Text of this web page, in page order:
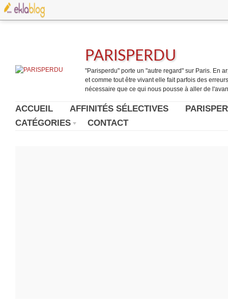
PARISPERDU
"Parisperdu" porte un "autre regard" sur Paris. En
et comme tout être vivant elle fait parfois des
nécessaire que ce qui nous pousse à aller de
ACCUEIL AFFINITÉS SÉLECTIVES
CATÉGORIES
CONTACT